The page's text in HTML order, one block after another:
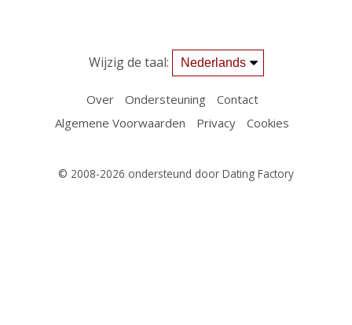
Wijzig de taal:
Over Ondersteuning
Contact
Algemene Voorwaarden
Privacy Cookies
© 2008-2026 ondersteund door Dating Factory